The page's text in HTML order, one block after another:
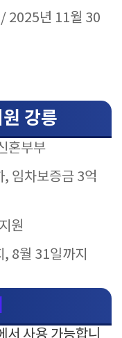
2025년 11월 30
강릉
혼부부
임차보증금 3억
원
8월 31일까지